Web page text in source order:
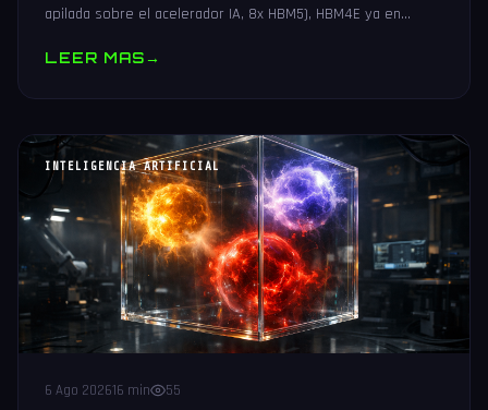
apilada sobre el acelerador IA, 8x HBM5), HBM4E ya en
LEER MAS→
INTELIGENCIA ARTIFICIAL
6 Ago 202616 min 55